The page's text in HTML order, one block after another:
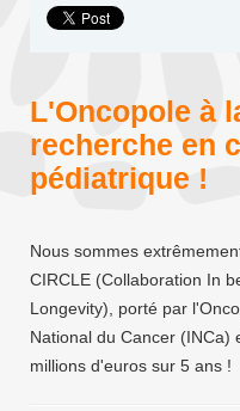
L'Oncopole à
recherche en
pédiatrique !
Nous sommes
CIRCLE (Collaboration In
Longevity), porté par
National du Cancer (INCa)
millions d'euros sur 5 ans !